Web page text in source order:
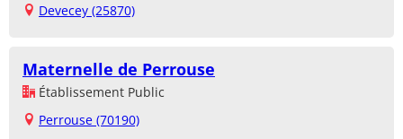
Devecey (25870)
Maternelle de Perrouse
Établissement Public
Perrouse (70190)